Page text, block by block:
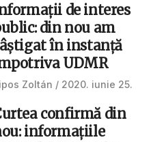
de interes
din nou am
în instanţă
UDMR
Zoltán 2020. iunie 25.
confirmă din
informațiile